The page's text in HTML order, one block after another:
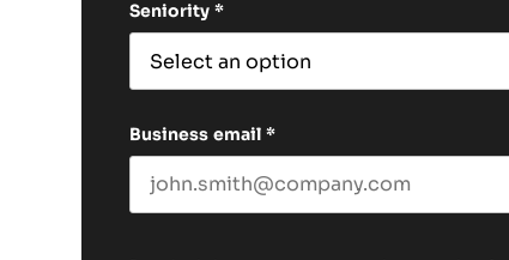
Seniority *
Business email *